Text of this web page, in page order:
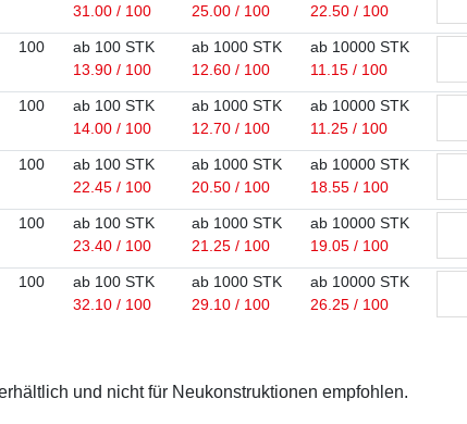
31.00 / 100
25.00 / 100
22.50 / 100
100
ab 100 STK
13.90 / 100
ab 1000 STK
12.60 / 100
ab 10000 STK
11.15 / 100
100
ab 100 STK
14.00 / 100
ab 1000 STK
12.70 / 100
ab 10000 STK
11.25 / 100
100
ab 100 STK
22.45 / 100
ab 1000 STK
20.50 / 100
ab 10000 STK
18.55 / 100
100
ab 100 STK
23.40 / 100
ab 1000 STK
21.25 / 100
ab 10000 STK
19.05 / 100
100
ab 100 STK
32.10 / 100
ab 1000 STK
29.10 / 100
ab 10000 STK
26.25 / 100
und nicht für Neukonstruktionen empfohlen.